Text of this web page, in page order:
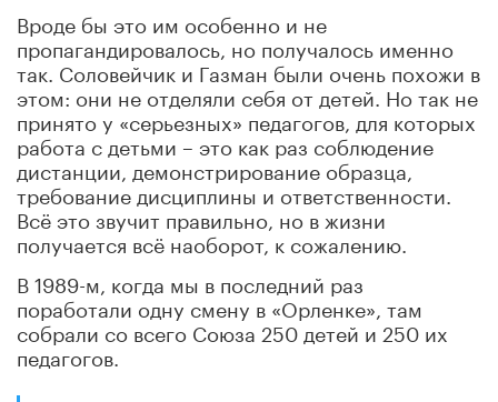
Вроде бы это им особенно и не
пропагандировалось, но получалось именно
так. Соловейчик и Газман были очень похожи в
этом: они не отделяли себя от детей. Но так не
принято у «серьезных» педагогов, для которых
работа с детьми – это как раз соблюдение
дистанции, демонстрирование образца,
требование дисциплины и ответственности.
Всё это звучит правильно, но в жизни
получается всё наоборот, к сожалению.
В 1989-м, когда мы в последний раз
поработали одну смену в «Орленке», там
собрали со всего Союза 250 детей и 250 их
педагогов.